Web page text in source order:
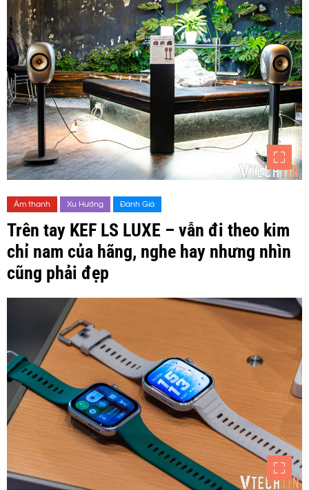
Âm thanh Xu Hướng Đánh Giá
Trên tay KEF LS LUXE – vẫn đi theo kim
chỉ nam của hãng, nghe hay nhưng nhìn
cũng phải đẹp